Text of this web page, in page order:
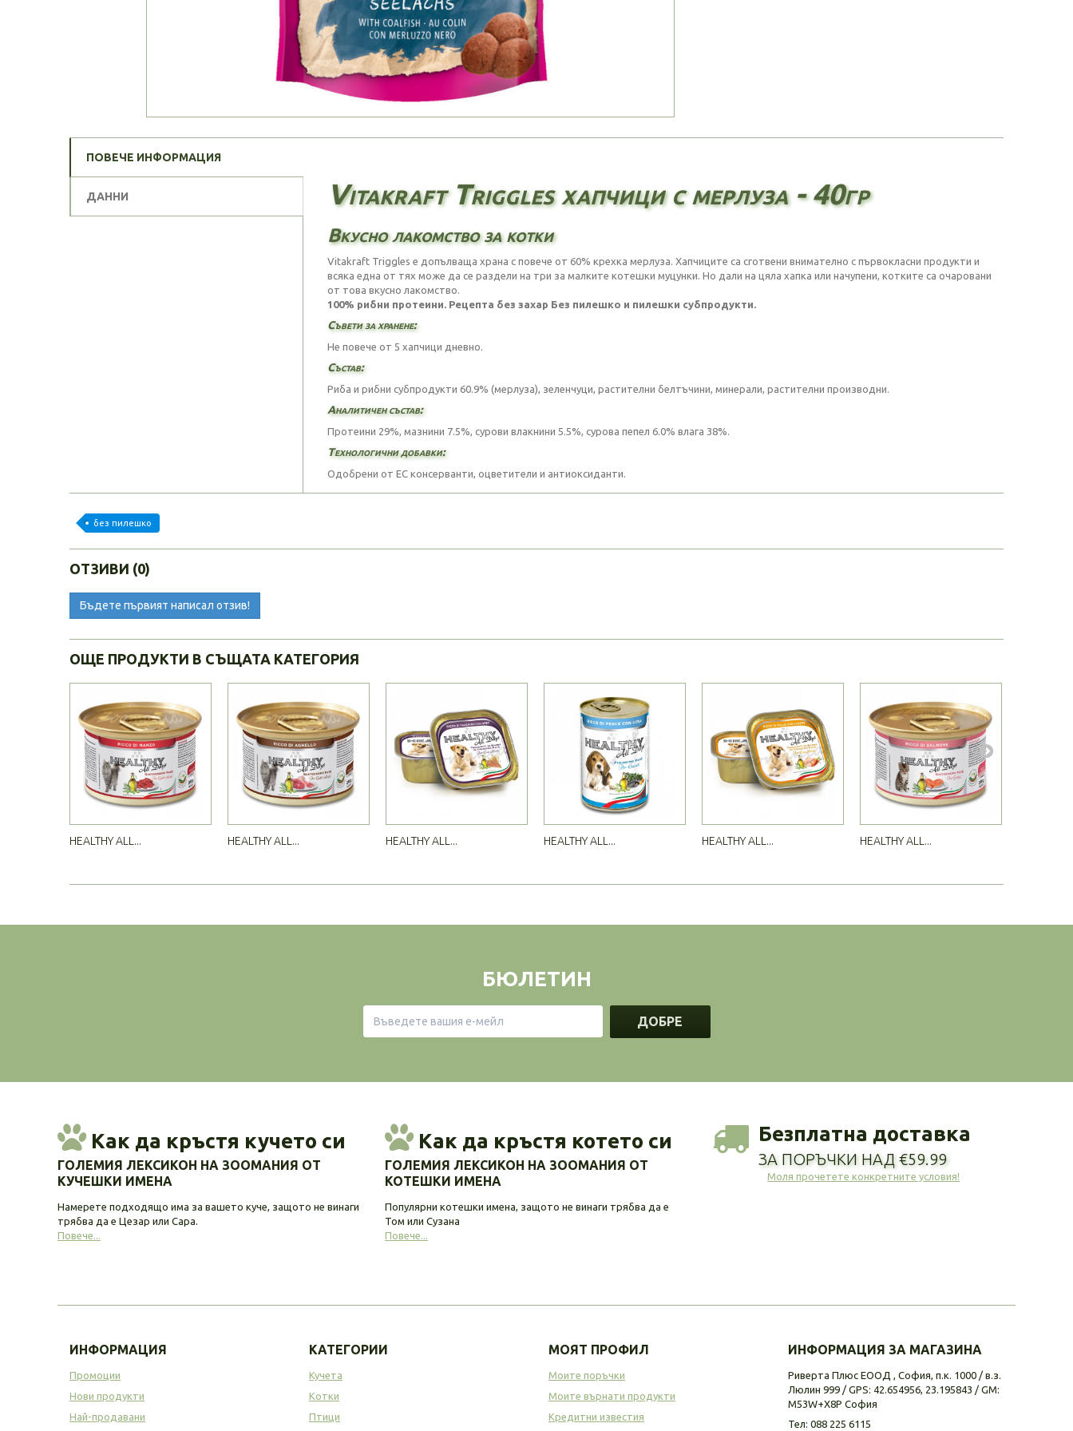
ПОВЕЧЕ ИНФОРМАЦИЯ
ДАННИ Vitakraft Triggles хапчици с мерлуза - 40гр
Вкусно лакомство за котки
Vitakraft Triggles е допълваща храна с повече от 60% крехка мерлуза. Хапчиците са сготвени внимателно с първокласни продукти и
всяка една от тях може да се раздели на три за малките котешки муцунки. Но дали на цяла хапка или начупени, котките са очаровани
от това вкусно лакомство.
100% рибни протеини. Рецепта без захар Без пилешко и пилешки субпродукти.
Съвети за хранене:
Не повече от 5 хапчици дневно.
Състав:
Риба и рибни субпродукти 60.9% (мерлуза), зеленчуци, растителни белтъчини, минерали, растителни производни.
Аналитичен състав:
Протеини 29%, мазнини 7.5%, сурови влакнини 5.5%, сурова пепел 6.0% влага 38%.
Технологични добавки:
Одобрени от ЕС консерванти, оцветители и антиоксиданти.
без пилешко
ОТЗИВИ (0)
Бъдете първият написал отзив!
ОЩЕ ПРОДУКТИ В СЪЩАТА КАТЕГОРИЯ
HEALTHY ALL... HEALTHY ALL... HEALTHY ALL... HEALTHY ALL... HEALTHY ALL... HEALTHY ALL...
БЮЛЕТИН
ДОБРЕ
Как да кръстя кучето си
ГОЛЕМИЯ ЛЕКСИКОН НА ЗООМАНИЯ ОТ
КУЧЕШКИ ИМЕНА
Намерете подходящо има за вашето куче, защото не винаги
трябва да е Цезар или Сара.
Повече...
Как да кръстя котето си
ГОЛЕМИЯ ЛЕКСИКОН НА ЗООМАНИЯ ОТ
КОТЕШКИ ИМЕНА
Популярни котешки имена, защото не винаги трябва да е
Том или Сузана
Повече...
Безплатна доставка
ЗА ПОРЪЧКИ НАД €59.99
Моля прочетете конкретните условия!
ИНФОРМАЦИЯ
Промоции
Нови продукти
Най-продавани
КАТЕГОРИИ
Кучета
Котки
Птици
МОЯТ ПРОФИЛ
Моите поръчки
Моите върнати продукти
Кредитни известия
ИНФОРМАЦИЯ ЗА МАГАЗИНА
Риверта Плюс ЕООД , София, п.к. 1000 / в.з.
Люлин 999 / GPS: 42.654956, 23.195843 / GM:
M53W+X8P София
Тел: 088 225 6115